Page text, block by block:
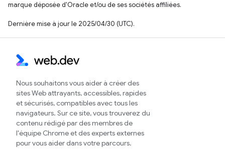
marque déposée d'Oracle et/ou de ses sociétés affiliées.
Dernière mise à jour le 2025/04/30 (UTC).
Nous souhaitons vous aider à créer des
sites Web attrayants, accessibles, rapides
et sécurisés, compatibles avec tous les
navigateurs. Sur ce site, vous trouverez du
contenu rédigé par des membres de
l'équipe Chrome et des experts externes
pour vous aider dans votre parcours.